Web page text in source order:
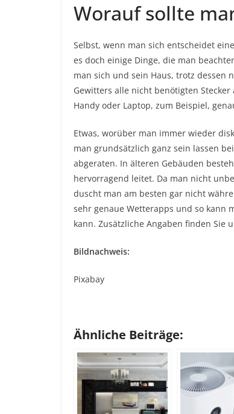
Worauf sollte
Selbst, wenn man sich entscheidet
es doch einige Dinge, die man
man sich und sein Haus, trotz dessen
Gewitters alle nicht benötigten
Handy oder Laptop, zum Beispiel,
Etwas, worüber man immer wieder
man grundsätzlich ganz sein lassen
abgeraten. In älteren Gebäuden
hervorragend leitet. Da man nicht
duscht man am besten gar nicht
sehr genaue Wetterapps und so kann
kann. Zusätzliche Angaben finden Sie
Bildnachweis:
Pixabay
Ähnliche Beiträge: